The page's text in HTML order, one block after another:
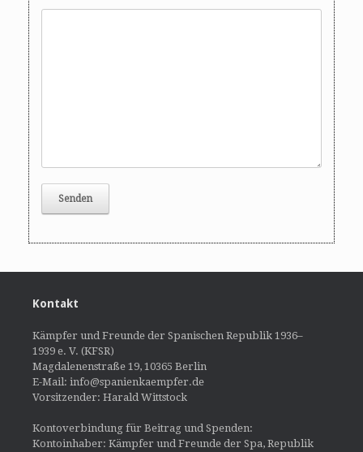
Kontakt
Kämpfer und Freunde der Spanischen Republik 1936–
1939 e. V. (KFSR)
Magdalenenstraße 19, 10365 Berlin
E-Mail: info@spanienkaempfer.de
Vorsitzender: Harald Wittstock
Kontoverbindung für Beitrag und Spenden:
Kontoinhaber: Kämpfer und Freunde der Spa, Republik